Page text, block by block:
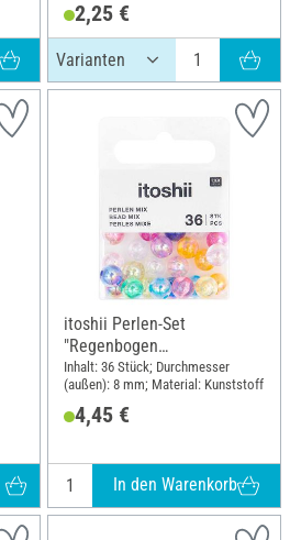
2,25 €
itoshii Perlen-Set
"Regenbogen
Holographisch"
Inhalt: 36 Stück; Durchmesser
(außen): 8 mm; Material: Kunststoff
4,45 €
In den Warenkorb